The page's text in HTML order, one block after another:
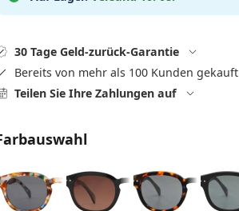
30 Tage Geld-zurück-Garantie
Bereits von mehr als 100 Kunden gekauft
Teilen Sie Ihre Zahlungen auf